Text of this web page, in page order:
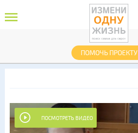
ПОМОЧЬ ПРОЕКТУ
ПОСМОТРЕТЬ ВИДЕО